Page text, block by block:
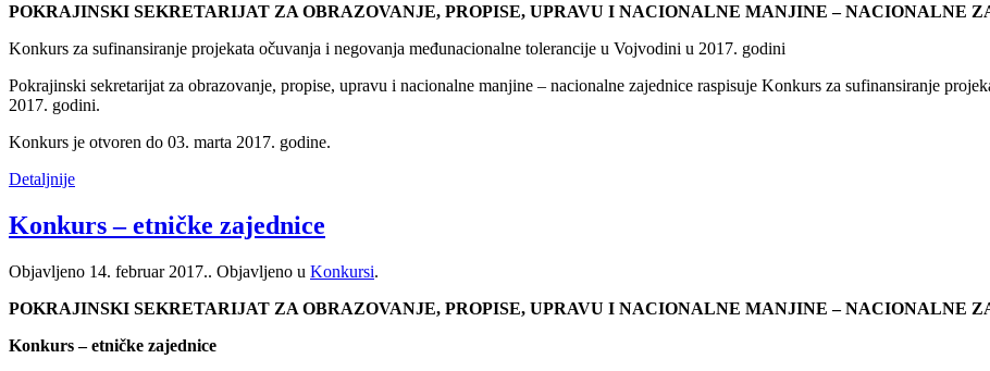
POKRAJINSKI SEKRETARIJAT ZA OBRAZOVANJE, PROPISE, UPRAVU I NACIONALNE MANJINE – NACIONALNE
Konkurs za sufinansiranje projekata očuvanja i negovanja međunacionalne tolerancije u Vojvodini u 2017. godini
Pokrajinski sekretarijat za obrazovanje, propise, upravu i nacionalne manjine – nacionalne zajednice raspisuje Konkurs za sufinansiranje
2017. godini.
Konkurs je otvoren do 03. marta 2017. godine.
Detaljnije
Konkurs – etničke zajednice
Objavljeno 14. februar 2017.. Objavljeno u Konkursi.
POKRAJINSKI SEKRETARIJAT ZA OBRAZOVANJE, PROPISE, UPRAVU I NACIONALNE MANJINE – NACIONALNE
Konkurs – etničke zajednice